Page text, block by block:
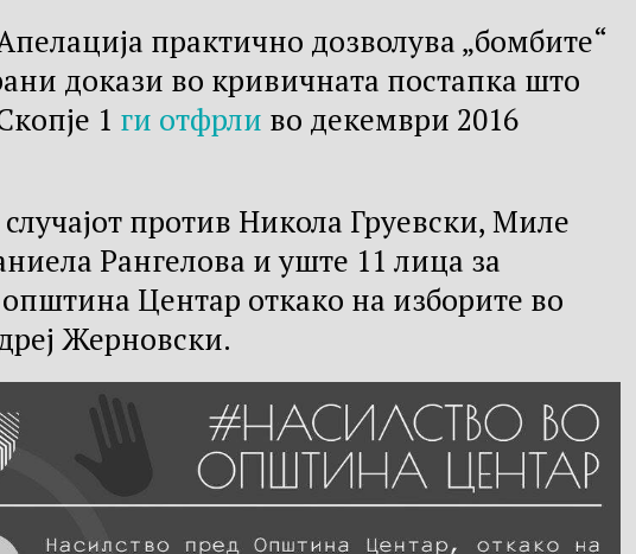
практично дозволува „бомбите“
докази во кривичната постапка што
1 ги отфрли во декември 2016
случајот против Никола Груевски, Миле
Рангелова и уште 11 лица за
Центар откако на изборите во
Жерновски.